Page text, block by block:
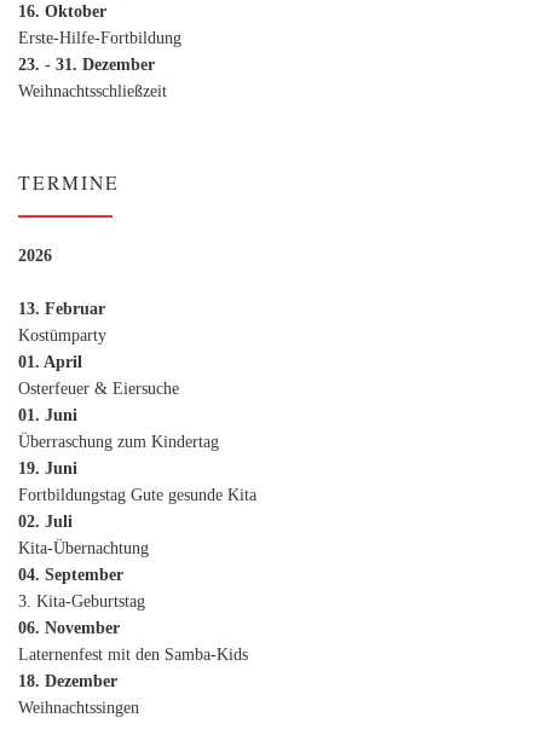
16. Oktober
Erste-Hilfe-Fortbildung
23. - 31. Dezember
Weihnachtsschließzeit
TERMINE
2026
13. Februar
Kostümparty
01. April
Osterfeuer & Eiersuche
01. Juni
Überraschung zum Kindertag
19. Juni
Fortbildungstag Gute gesunde Kita
02. Juli
Kita-Übernachtung
04. September
3. Kita-Geburtstag
06. November
Laternenfest mit den Samba-Kids
18. Dezember
Weihnachtssingen